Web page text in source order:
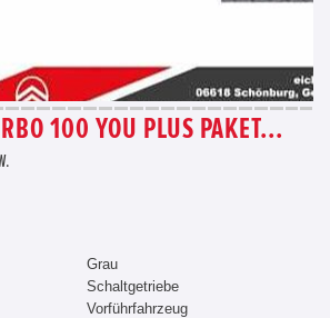
100 YOU PLUS PAKET...
Grau
Schaltgetriebe
Vorführfahrzeug